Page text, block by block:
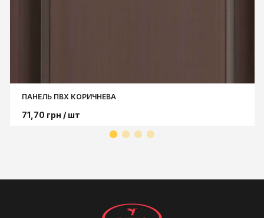
ПАНЕЛЬ ПВХ КОРИЧНЕВА
71,70 грн / шт